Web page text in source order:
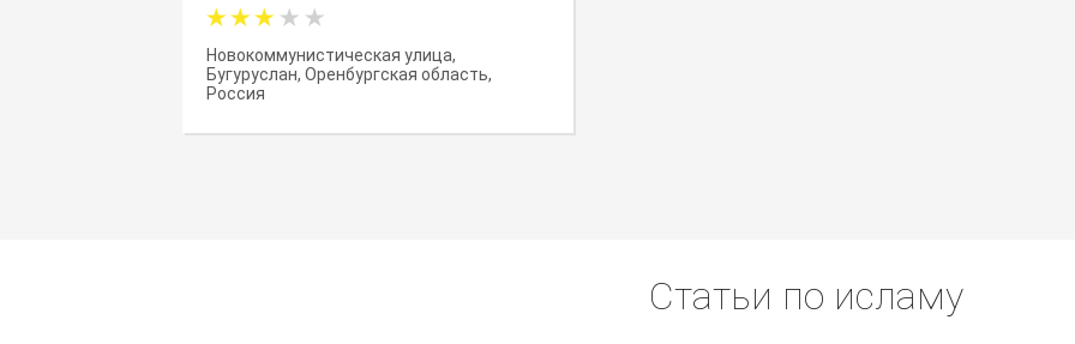
Новокоммунистическая улица,
Бугуруслан, Оренбургская область,
Россия
Статьи по исламу